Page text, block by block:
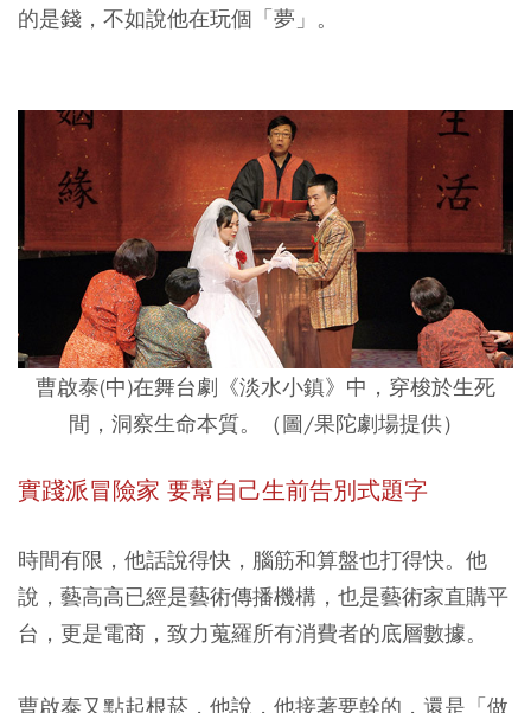
的是錢，不如說他在玩個「夢」。
曹啟泰(中)在舞台劇《淡水小鎮》中，穿梭於生死
間，洞察生命本質。（圖/果陀劇場提供）
實踐派冒險家 要幫自己生前告別式題字
時間有限，他話說得快，腦筋和算盤也打得快。他
說，藝高高已經是藝術傳播機構，也是藝術家直購平
台，更是電商，致力蒐羅所有消費者的底層數據。
曹啟泰又點起根菸，他說，他接著要幹的，還是「做